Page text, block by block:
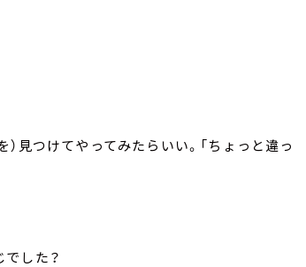
見つけてやってみたらいい。「ちょっと違っ
した？